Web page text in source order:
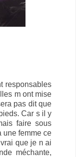
responsables
m ont mise
pas dit que
Car s il y
faire sous
une femme ce
que je n ai
méchante,